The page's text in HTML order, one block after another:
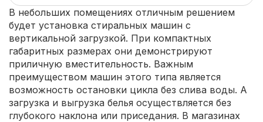
В небольших помещениях отличным решением
будет установка стиральных машин с
вертикальной загрузкой. При компактных
габаритных размерах они демонстрируют
приличную вместительность. Важным
преимуществом машин этого типа является
возможность остановки цикла без слива воды. А
загрузка и выгрузка белья осуществляется без
глубокого наклона или приседания. В магазинах